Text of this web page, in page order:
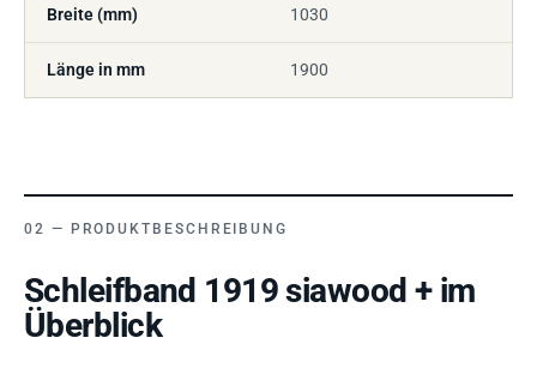
Breite (mm) 1030
Länge in mm 1900
PRODUKTBESCHREIBUNG
Schleifband 1919 siawood + im
Überblick